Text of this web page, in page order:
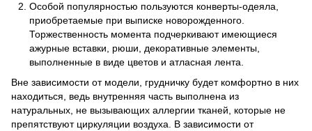
Особой популярностью пользуются конверты-одеяла,
приобретаемые при выписке новорожденного.
Торжественность момента подчеркивают имеющиеся
ажурные вставки, рюши, декоративные элементы,
выполненные в виде цветов и атласная лента.
Вне зависимости от модели, грудничку будет комфортно в них
находиться, ведь внутренняя часть выполнена из
натуральных, не вызывающих аллергии тканей, которые не
препятствуют циркуляции воздуха. В зависимости от